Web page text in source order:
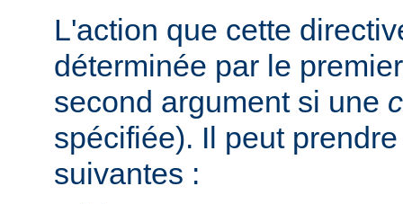
L'action que cette
déterminée par le
second argument si une
spécifiée). Il peut
suivantes :